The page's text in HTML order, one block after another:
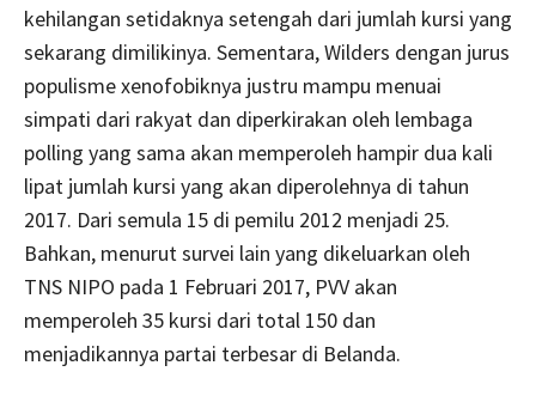
kehilangan setidaknya setengah dari jumlah kursi yang
sekarang dimilikinya. Sementara, Wilders dengan jurus
populisme xenofobiknya justru mampu menuai
simpati dari rakyat dan diperkirakan oleh lembaga
polling yang sama akan memperoleh hampir dua kali
lipat jumlah kursi yang akan diperolehnya di tahun
2017. Dari semula 15 di pemilu 2012 menjadi 25.
Bahkan, menurut survei lain yang dikeluarkan oleh
TNS NIPO pada 1 Februari 2017, PVV akan
memperoleh 35 kursi dari total 150 dan
menjadikannya partai terbesar di Belanda.